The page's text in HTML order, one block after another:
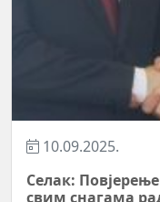
10.09.2025.
Селак:
свим снагама